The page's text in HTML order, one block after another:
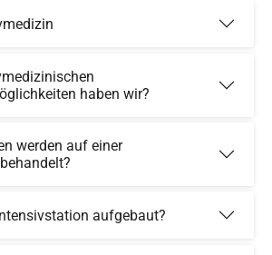
haben wir?
werden auf einer
aufgebaut?